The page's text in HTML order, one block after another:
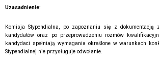
Uzasadnienie:
Komisja Stypendialna, po zapoznaniu się z dokumentacją
kandydatów oraz po przeprowadzeniu rozmów
kandydaci spełniają wymagania określone w warunkach
Stypendialnej nie przysługuje odwołanie.